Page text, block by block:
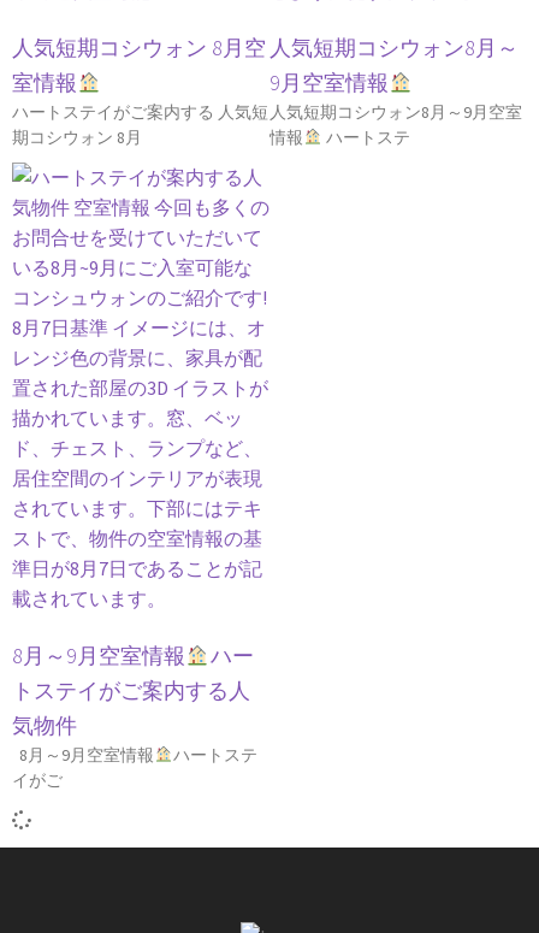
人気短期コシウォン 8月空
室情報
ハートステイがご案内する 人気短
期コシウォン 8月
人気短期コシウォン8月～
9月空室情報
人気短期コシウォン8月～9月空室
情報
ハートステ
8月～9月空室情報
ハー
トステイがご案内する人
気物件
8月～9月空室情報
ハートステ
イがご